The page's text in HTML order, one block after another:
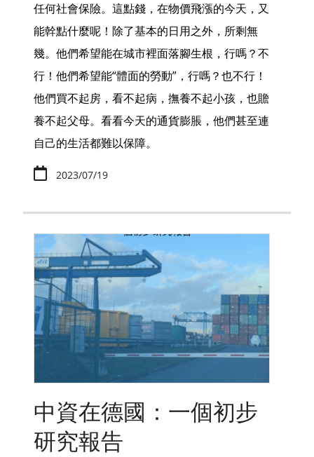
任何社會保險。這點錢，在物價飛漲的今天，又
能幹點什麼呢！除了基本的日用之外，所剩無
幾。他們希望能在城市裡面落腳生根，行嗎？不
行！他們希望能“體面的勞動”，行嗎？也不行！
他們買不起房，看不起病，撫養不起小孩，也贍
養不起父母。看看今天的通貨膨脹，他們甚至連
自己的生活都難以保障。
2023/07/19
中資在德國：一個初步
研究報告